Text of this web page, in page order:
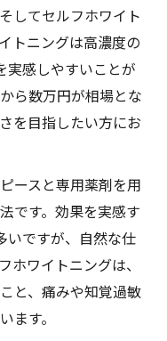
してセルフホワイト
トニングは高濃度の
実感しやすいことが
ら数万円が相場とな
を目指したい方にお
ースと専用薬剤を用
です。効果を実感す
いですが、自然な仕
ホワイトニングは、
と、痛みや知覚過敏
ます。